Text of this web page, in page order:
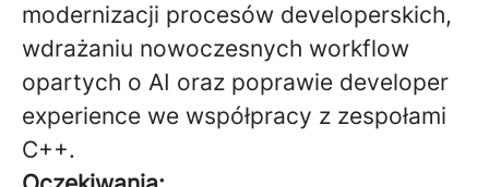
modernizacji procesów developerskich,
wdrażaniu nowoczesnych workflow
opartych o AI oraz poprawie developer
experience we współpracy z zespołami
C++.